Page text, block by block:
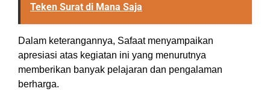
Teken Surat di Mana Saja
Dalam keterangannya, Safaat menyampaikan
apresiasi atas kegiatan ini yang menurutnya
memberikan banyak pelajaran dan pengalaman
berharga.